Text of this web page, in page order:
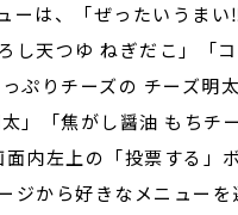
ーは、「ぜったいうまい
し天つゆ ねぎだこ」「
ぷりチーズの チーズ明
」「焦がし醤油 もちチー
内左上の「投票する」
ジから好きなメニューを